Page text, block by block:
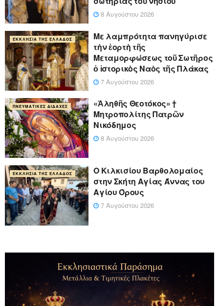
8 Αυγούστου 2026
ΕΚΚΛΗΣΊΑ ΤΗΣ ΕΛΛΆΔΟΣ
Με λαμπρότητα πανηγύρισε
τὴν ἑορτὴ τῆς
Μεταμορφώσεως τοῦ Σωτῆρος
ὁ ἱστορικὸς Ναὸς τῆς Πλάκας
7 Αυγούστου 2026
ΠΝΕΥΜΑΤΙΚΈΣ ΔΙΔΑΧΈΣ
«Ἀληθῆς Θεοτόκος» †
Μητροπολίτης Πατρῶν
Νικόδημος
8 Αυγούστου 2026
ΕΚΚΛΗΣΊΑ ΤΗΣ ΕΛΛΆΔΟΣ
Ο Κιλκισίου Βαρθολομαίος
στην Σκήτη Αγίας Άννας του
Αγίου Όρους
7 Αυγούστου 2026